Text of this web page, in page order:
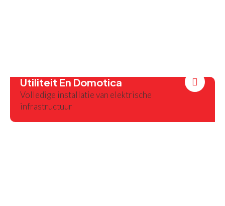
Utiliteit En Domotica
Volledige installatie van elektrische
infrastructuur